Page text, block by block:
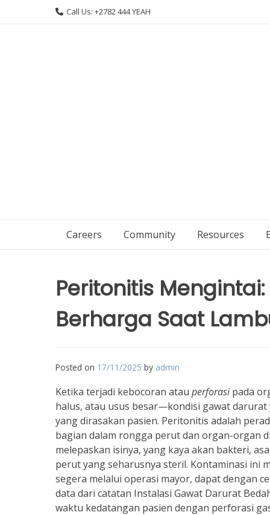
Call Us: +2782 444 YEAH
Careers Community Resources
Peritonitis
Berharga Saat
Posted on 17/11/2025 by admin
Ketika terjadi kebocoran atau perforasipada
halus, atau usus besar—kondisi gawat darurat
yang dirasakan pasien. Peritonitis adalah
bagian dalam rongga perut dan organ-organ
melepaskan isinya, yang kaya akan bakteri,
perut yang seharusnya steril. Kontaminasi ini
segera melalui operasi mayor, dapat dengan
data dari catatan Instalasi Gawat Darurat
waktu kedatangan pasien dengan perforasi